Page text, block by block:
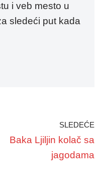
i veb mesto u
sledeći put kada
SLEDEĆE
Baka Ljiljin kolač sa
jagodama